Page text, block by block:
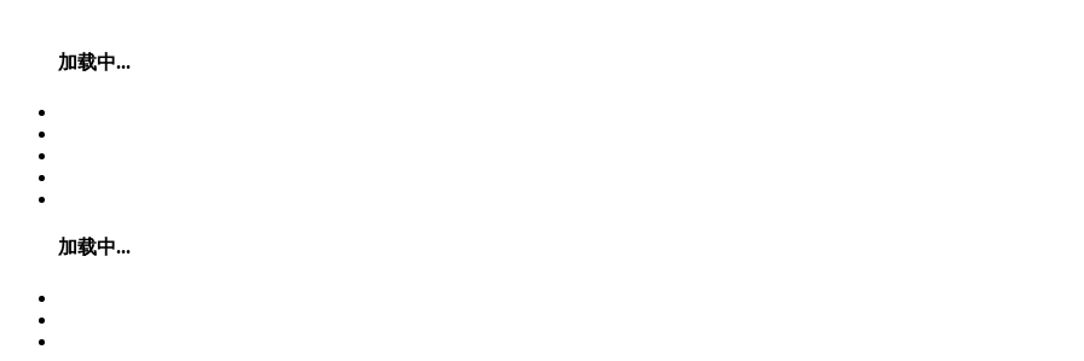
加载中...
加载中...